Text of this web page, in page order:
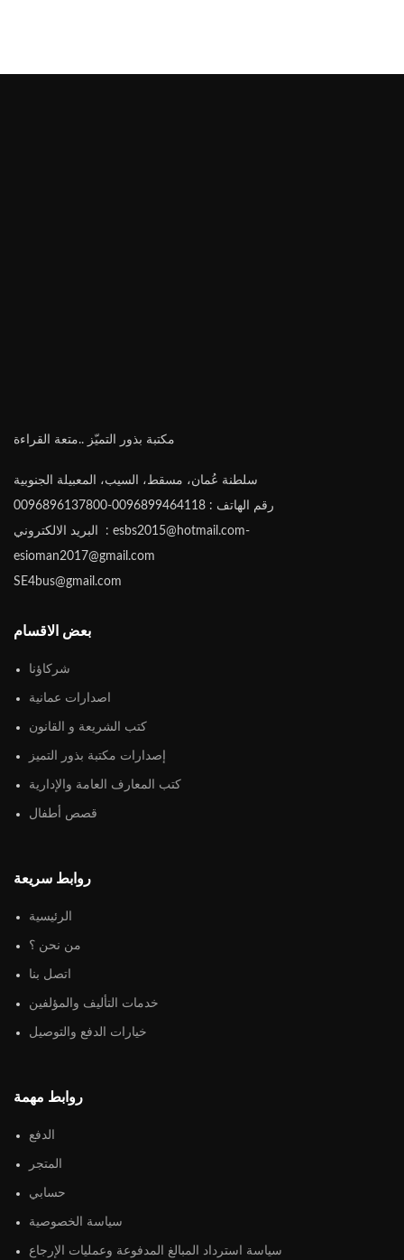
مكتبة بذور التميّز ..متعة القراءة
سلطنة عُمان، مسقط، السيب، المعبيلة الجنوبية
رقم الهاتف : 0096899464118-0096896137800
البريد الالكتروني : esbs2015@hotmail.com-
esioman2017@gmail.com
SE4bus@gmail.com
بعض الاقسام
شركاؤنا
اصدارات عمانية
كتب الشريعة و القانون
إصدارات مكتبة بذور التميز
كتب المعارف العامة والإدارية
قصص أطفال
روابط سريعة
الرئيسية
من نحن ؟
اتصل بنا
خدمات التأليف والمؤلفين
خيارات الدفع والتوصيل
روابط مهمة
الدفع
المتجر
حسابي
سياسة الخصوصية
سياسة استرداد المبالغ المدفوعة وعمليات الإرجاع